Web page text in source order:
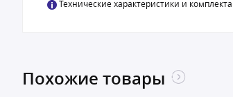
Технические характеристики и
Похожие товары